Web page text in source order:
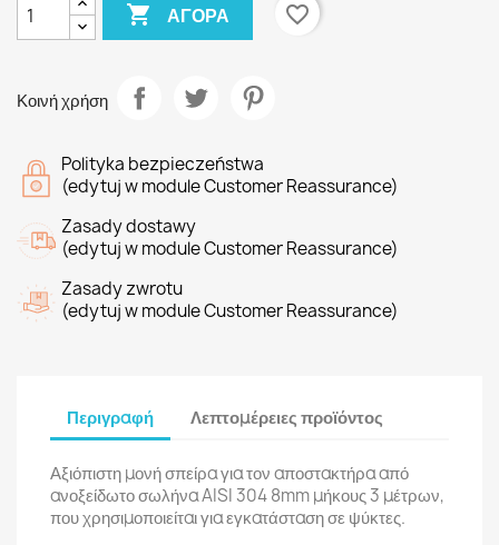
 ΑΓΟΡΆ favorite_border
Κοινή χρήση
Polityka bezpieczeństwa
(edytuj w module Customer Reassurance)
Zasady dostawy
(edytuj w module Customer Reassurance)
Zasady zwrotu
(edytuj w module Customer Reassurance)
Περιγραφή Λεπτομέρειες προϊόντος
Αξιόπιστη μονή σπείρα για τον αποστακτήρα από
ανοξείδωτο σωλήνα AISI 304 8mm μήκους 3 μέτρων,
που χρησιμοποιείται για εγκατάσταση σε ψύκτες.